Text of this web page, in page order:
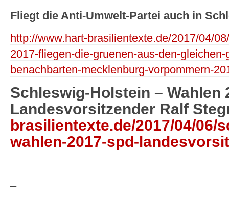
Fliegt die Anti-Umwelt-Partei auch in
http://www.hart-brasilientexte.de/2017/04/
2017-fliegen-die-gruenen-aus-den-
benachbarten-mecklenburg-vorpommern-
Schleswig-Holstein – Wahlen
Landesvorsitzender Ralf
brasilientexte.de/2017/04/06/
wahlen-2017-spd-
–